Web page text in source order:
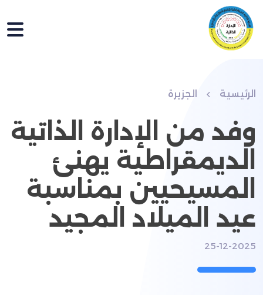
الرئيسية الجزيرة
وفد من الإدارة الذاتية
الديمقراطية يهنئ
المسيحيين بمناسبة
عيد الميلاد المجيد
25-12-2025